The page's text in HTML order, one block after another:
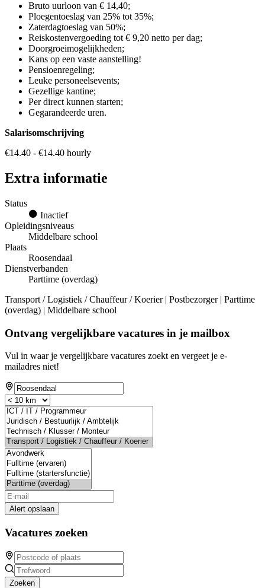
Bruto uurloon van € 14,40;
Ploegentoeslag van 25% tot 35%;
Zaterdagtoeslag van 50%;
Reiskostenvergoeding tot € 9,20 netto per dag;
Doorgroeimogelijkheden;
Kans op een vaste aanstelling!
Pensioenregeling;
Leuke personeelsevents;
Gezellige kantine;
Per direct kunnen starten;
Gegarandeerde uren.
Salarisomschrijving
€14.40 - €14.40 hourly
Extra informatie
Status
Inactief
Opleidingsniveaus
Middelbare school
Plaats
Roosendaal
Dienstverbanden
Parttime (overdag)
Transport / Logistiek / Chauffeur / Koerier | Postbezorger | Parttime
(overdag) | Middelbare school
Ontvang vergelijkbare vacatures in je mailbox
Vul in waar je vergelijkbare vacatures zoekt en vergeet je e-
mailadres niet!
Alert opslaan
Vacatures zoeken
Zoeken